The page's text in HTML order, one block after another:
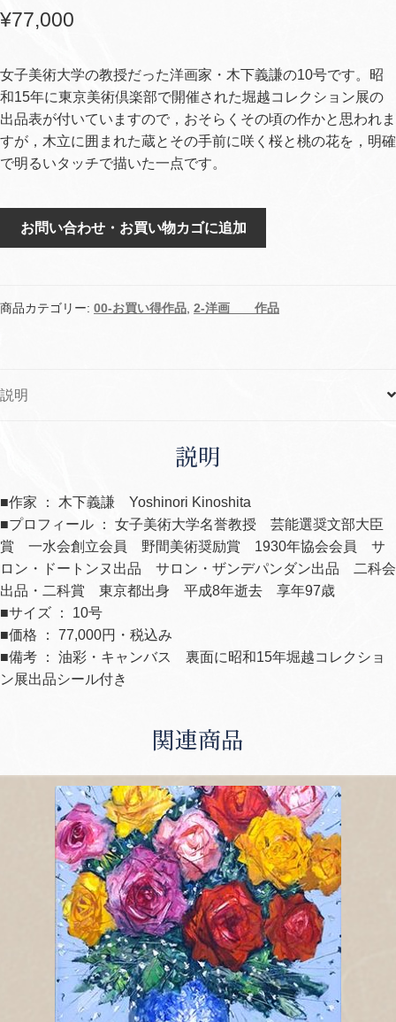
¥77,000
女子美術大学の教授だった洋画家・木下義謙の10号です。昭
和15年に東京美術倶楽部で開催された堀越コレクション展の
出品表が付いていますので，おそらくその頃の作かと思われま
すが，木立に囲まれた蔵とその手前に咲く桜と桃の花を，明確
で明るいタッチで描いた一点です。
お問い合わせ・お買い物カゴに追加
商品カテゴリー: 00-お買い得作品 2-洋画 作品
説明
説明
■作家 ： 木下義謙 Yoshinori Kinoshita
■プロフィール ： 女子美術大学名誉教授 芸能選奨文部大臣
賞 一水会創立会員 野間美術奨励賞 1930年協会会員 サ
ロン・ドートンヌ出品 サロン・ザンデパンダン出品 二科会
出品・二科賞 東京都出身 平成8年逝去 享年97歳
■サイズ ： 10号
■価格 ： 77,000円・税込み
■備考 ： 油彩・キャンバス 裏面に昭和15年堀越コレクショ
ン展出品シール付き
関連商品